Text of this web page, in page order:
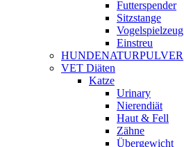
Futterspender
Sitzstange
Vogelspielzeug
Einstreu
HUNDENATURPULVER
VET Diäten
Katze
Urinary
Nierendiät
Haut & Fell
Zähne
Übergewicht